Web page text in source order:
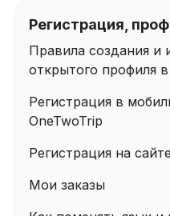
Регистрация,
Правила создания и
открытого профиля
Регистрация в
OneTwoTrip
Регистрация на
Мои заказы